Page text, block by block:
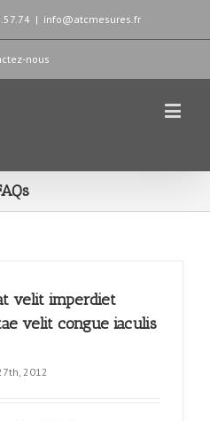
| info@atcmesures.fr
nous
velit imperdiet
velit congue iaculis
2012